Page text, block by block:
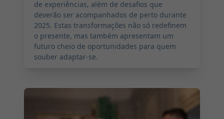
de experiências, além de desafios que
deverão ser acompanhados de perto durante
2025. Estas transformações não só redefinem
o presente, mas também apresentam um
futuro cheio de oportunidades para quem
souber adaptar-se.